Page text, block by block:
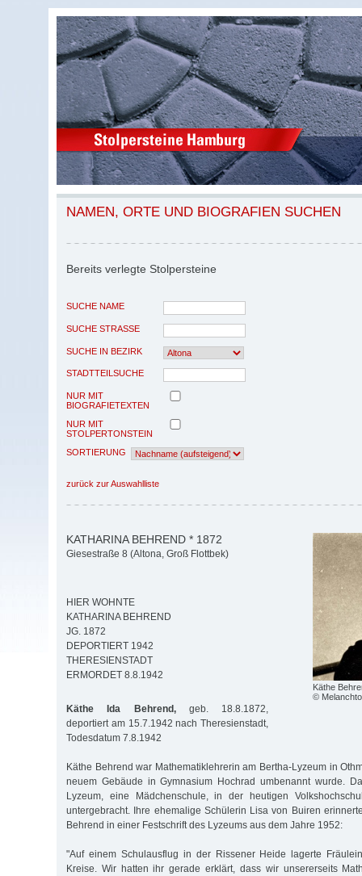
NAMEN, ORTE UND BIOGRAFIEN SUCHEN
Bereits verlegte Stolpersteine
SUCHE NAME
SUCHE STRASSE
SUCHE IN BEZIRK
STADTTEILSUCHE
NUR MIT
BIOGRAFIETEXTEN
NUR MIT
STOLPERTONSTEIN
SORTIERUNG
zurück zur Auswahlliste
Käthe
©
KATHARINA BEHREND * 1872
Giesestraße 8 (Altona, Groß Flottbek)
HIER WOHNTE
KATHARINA BEHREND
JG. 1872
DEPORTIERT 1942
THERESIENSTADT
ERMORDET 8.8.1942
Käthe Ida Behrend,geb. 18.8.1872,
deportiert am 15.7.1942 nach Theresienstadt,
Todesdatum 7.8.1942
Käthe Behrend war Mathematiklehrerin am Bertha-Lyzeum in
neuem Gebäude in Gymnasium Hochrad umbenannt wurde.
Lyzeum, eine Mädchenschule, in der heutigen
untergebracht. Ihre ehemalige Schülerin Lisa von Buiren
Behrend in einer Festschrift des Lyzeums aus dem Jahre 1952:
"Auf einem Schulausflug in der Rissener Heide lagerte
Kreise. Wir hatten ihr gerade erklärt, dass wir unsererseits